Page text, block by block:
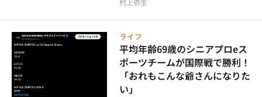
村上弥生
ライフ
平均年齢69歳のシニアプロeス
ポーツチームが国際戦で勝利！
「おれもこんな爺さんになりた
い」